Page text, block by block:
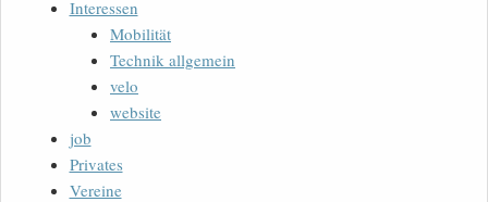
Interessen
Mobilität
Technik allgemein
velo
website
job
Privates
Vereine